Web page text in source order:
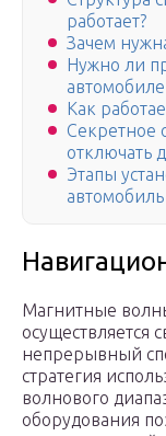
работает?
Зачем
Нужно ли
автомобиле
Как
Секретное
отключать
Этапы
автомобиль
Магнитные
осуществляется
непрерывный
стратегия
волнового
оборудования